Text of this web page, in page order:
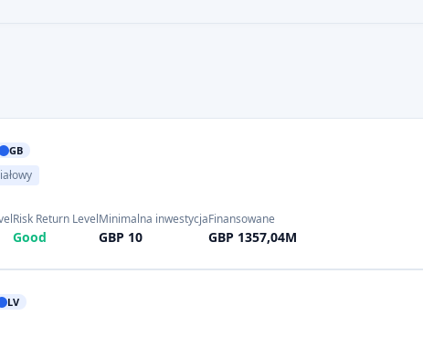
GB
Risk Return Level
Good
Minimalna inwestycja
GBP 10
Finansowane
GBP 1357,04M
LV